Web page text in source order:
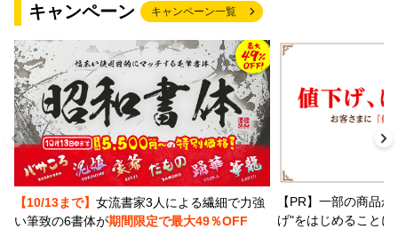
キャンペーン キャンペーン一覧
【10/13まで】 女流書家3人による繊細で力強
い筆致の6書体が期間限定で最大49％OFF
【PR】一部の商品
げ"をはじめること